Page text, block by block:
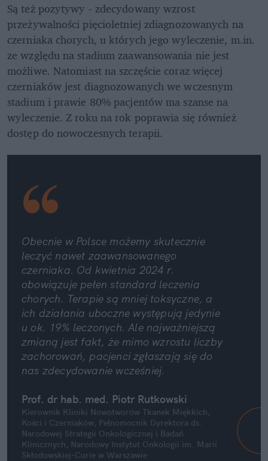
Są też pozytywy - zdecydowany wzrost
przeżywalności pięcioletniej zdiagnozowanych na
czerniaka chorych, u których jego wyleczenie, m.in.
ze względu na stadium zaawansowania nie jest
możliwe. Natomiast na szczęście coraz więcej
czerniaków jest diagnozowanych we wczesnym
stadium i prawie 80% pacjentów ma szanse na
wyleczenie. Z roku na rok poprawia się również
dostęp do nowoczesnych terapii.
Obecnie w Polsce możemy skutecznie
leczyć nawet zaawansowanego
czerniaka. Od kwietnia 2024 r.
obowiązuje pełen standard leczenia
chorych. Terapie są mniej toksyczne, a
ich działania uboczne występują jedynie
u ok. 19% leczonych. Ale najważniejszą
zmianą jest fakt, że mimo wzrostu liczby
zachorowań, pacjenci zgłaszają się do
nas zdecydowanie wcześniej.
Prof. dr hab. med. Piotr Rutkowski
Kierownik Kliniki Nowotworów Tkanek Miękkich,
Kości i Czerniaków, Pełnomocnik Dyrektora ds.
Narodowej Strategii Onkologicznej i Badań
Klinicznych, Narodowy Instytut Onkologii im. Marii
Skłodowskiej-Curie w Warszawie